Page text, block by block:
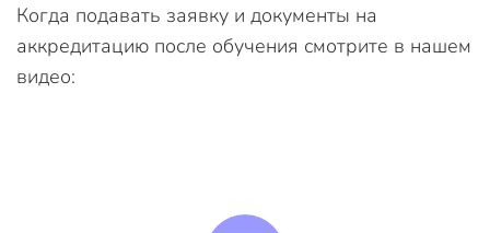
Когда подавать заявку и документы на
аккредитацию после обучения смотрите в нашем
видео: